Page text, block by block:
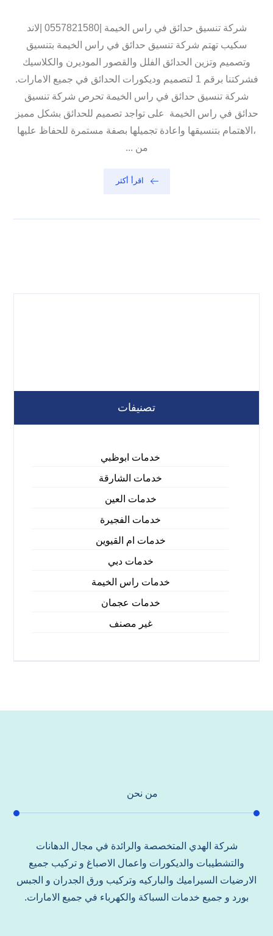
شركة تنسيق حدائق في راس الخيمة |0557821580 |لاند
سكيب تهتم شركة تنسيق حدائق في راس الخيمة بتنسيق
وتصميم وتزين الحدائق الفلل والقصور الموديرن والكلاسيك
فشركتنا برقم 1 لتصميم وديكورات الحدائق في جميع الامارات.
شركة تنسيق حدائق في راس الخيمة تحرص شركة تنسيق
حدائق في راس الخيمة على تواجد تصميم للحدائق بشكل مميز
،الاهتمام بتنسيقها واعادة تجميلها بصفة مستمرة للحفاظ عليها
من ...
اقرأ أكثر
تصنيفات
خدمات ابوظبي
خدمات الشارقة
خدمات العين
خدمات الفجيرة
خدمات ام القيوين
خدمات دبي
خدمات راس الخيمة
خدمات عجمان
غير مصنف
من نحن
شركة الهدي المتخصصة والرائدة في مجال الدهانات
والتشطيبات والديكورات واعمال الاصباغ و تركيب جميع
الارضيات السيراميك والباركيه وتركيب ورق الجدران و الجبس
بورد و جميع خدمات السباكة والكهرباء في جميع الامارات.